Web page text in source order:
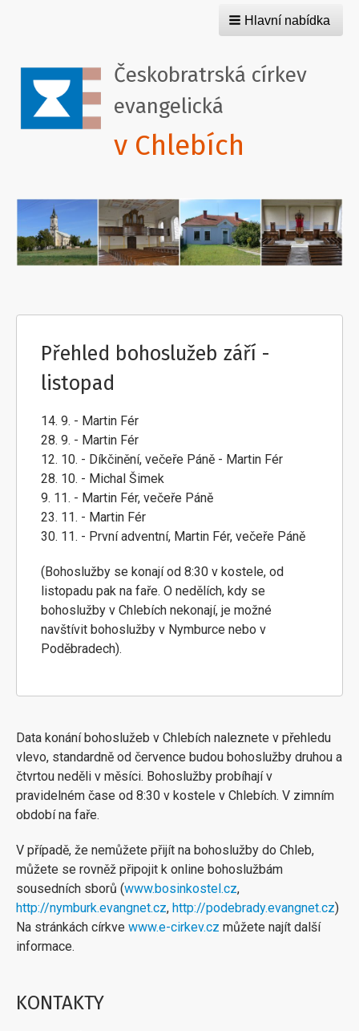
Hlavní nabídka
Českobratrská církev
evangelická
v Chlebích
Přehled bohoslužeb září -
listopad
14. 9. - Martin Fér
28. 9. - Martin Fér
12. 10. - Díkčinění, večeře Páně - Martin Fér
28. 10. - Michal Šimek
9. 11. - Martin Fér, večeře Páně
23. 11. - Martin Fér
30. 11. - První adventní, Martin Fér, večeře Páně
(Bohoslužby se konají od 8:30 v kostele, od
listopadu pak na faře. O nedělích, kdy se
bohoslužby v Chlebích nekonají, je možné
navštívit bohoslužby v Nymburce nebo v
Poděbradech).
Data konání bohoslužeb v Chlebích naleznete v přehledu
vlevo, standardně od července budou bohoslužby druhou a
čtvrtou neděli v měsíci. Bohoslužby probíhají v
pravidelném čase od 8:30 v kostele v Chlebích. V zimním
období na faře.
V případě, že nemůžete přijít na bohoslužby do Chleb,
můžete se rovněž připojit k online bohoslužbám
sousedních sborů (www.bosinkostel.cz,
http://nymburk.evangnet.cz, http://podebrady.evangnet.cz)
Na stránkách církve www.e-cirkev.cz můžete najít další
informace.
KONTAKTY